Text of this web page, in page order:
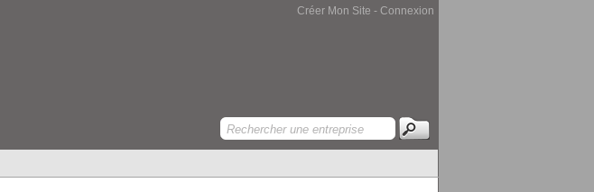
Créer Mon Site - Connexion